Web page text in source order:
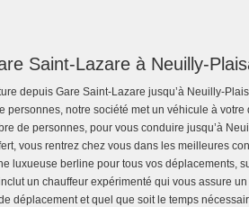
Saint-Lazare à Neuilly-
depuis Gare Saint-Lazare jusqu’à Neuilly-
personnes, notre société met un véhicule à
de personnes, pour vous conduire jusqu’à
vous rentrez chez vous dans les meilleures
luxueuse berline pour tous vos déplacements,
un chauffeur expérimenté qui vous assure
déplacement et quel que soit le temps